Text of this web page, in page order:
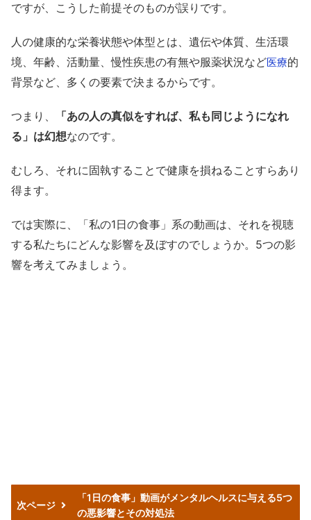
ですが、こうした前提そのものが誤りです。
人の健康的な栄養状態や体型とは、遺伝や体質、生活環
境、年齢、活動量、慢性疾患の有無や服薬状況など医療的
背景など、多くの要素で決まるからです。
つまり、
「あの人の真似をすれば、私も同じようになれ
る」は幻想なのです。
むしろ、それに固執することで健康を損ねることすらあり
得ます。
では実際に、「私の1日の食事」系の動画は、それを視聴
する私たちにどんな影響を及ぼすのでしょうか。5つの影
響を考えてみましょう。
次ページ
「1日の食事」動画がメンタルヘルスに与える5つ
の悪影響とその対処法